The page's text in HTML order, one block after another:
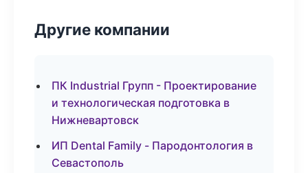
Другие компании
ПК Industrial Групп - Проектирование
и технологическая подготовка в
Нижневартовск
ИП Dental Family - Пародонтология в
Севастополь